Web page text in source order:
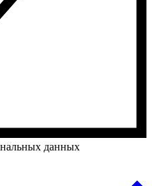
данных